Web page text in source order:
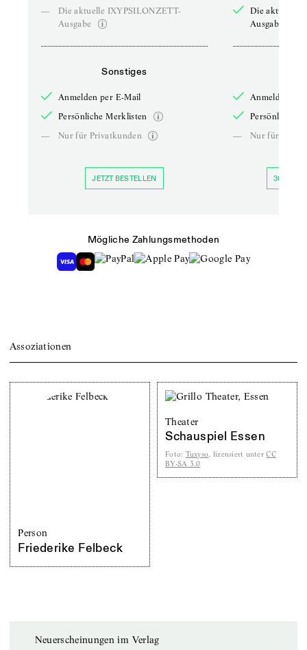
—
Die aktuelle IXYPSILONZETT-
Ausgabe
Sonstiges
Anmelden per E-Mail
Persönliche Merklisten
—
Nur für Privatkunden
JETZT BESTELLEN
Die aktuelle
Ausgabe
Anmelden
Persönliche
—
Nur für
30 TAGE
Mögliche Zahlungsmethoden
Assoziationen
Person
Friederike Felbeck
Theater
Schauspiel Essen
Foto: Tuxyso, lizensiert unterCC
BY-SA 3.0
Neuerscheinungen im Verlag